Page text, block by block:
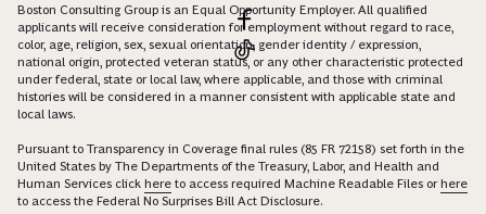
Boston Consulting Group is an Equal Opportunity Employer. All qualified
applicants will receive consideration for employment without regard to race,
color, age, religion, sex, sexual orientation, gender identity / expression,
national origin, protected veteran status, or any other characteristic protected
under federal, state or local law, where applicable, and those with criminal
histories will be considered in a manner consistent with applicable state and
local laws.
Pursuant to Transparency in Coverage final rules (85 FR 72158) set forth in the
United States by The Departments of the Treasury, Labor, and Health and
Human Services click here to access required Machine Readable Files orhere
to access the Federal No Surprises Bill Act Disclosure.